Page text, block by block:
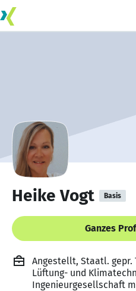
Heike Vogt Basis
Ganzes
Angestellt, Staatl. gepr.
Lüftung- und
Ingenieurgesellschaft